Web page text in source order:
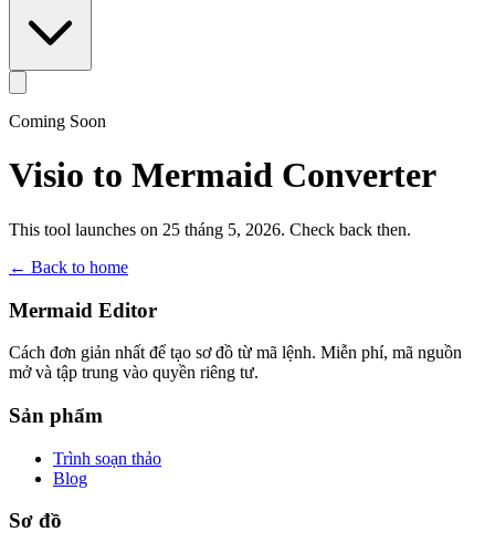
Coming Soon
Visio to Mermaid Converter
This tool launches on 25 tháng 5, 2026. Check back then.
← Back to home
Mermaid Editor
Cách đơn giản nhất để tạo sơ đồ từ mã lệnh. Miễn phí, mã nguồn
mở và tập trung vào quyền riêng tư.
Sản phẩm
Trình soạn thảo
Blog
Sơ đồ